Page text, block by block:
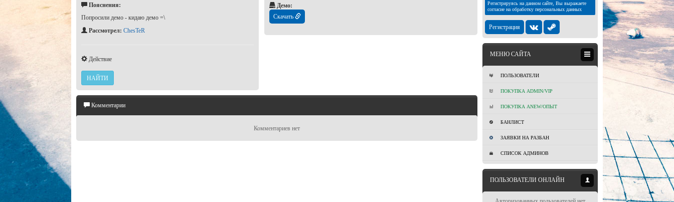
Пояснения:
Попросили демо - кидаю демо =\
Рассмотрел: ChesTeR
Действие
НАЙТИ
Демо:
Скачать
Комментарии
Комментариев нет
Регистрируясь на данном сайте, Вы выражаете
согласие на обработку персональных данных
Регистрация
МЕНЮ САЙТА
ПОЛЬЗОВАТЕЛИ
ПОКУПКА ADMIN/VIP
ПОКУПКА ANEW/ОПЫТ
БАНЛИСТ
ЗАЯВКИ НА РАЗБАН
СПИСОК АДМИНОВ
ПОЛЬЗОВАТЕЛИ ОНЛАЙН